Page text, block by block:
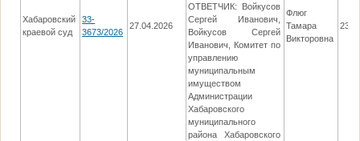
Хабаровский
краевой суд
33-
3673/2026
27.04.2026
ОТВЕТЧИК: Войкусов
Сергей Иванович,
Войкусов Сергей
Иванович, Комитет по
управлению
муниципальным
имуществом
Администрации
Хабаровского
муниципального
района Хабаровского
Флюг
Тамара
Викторовна